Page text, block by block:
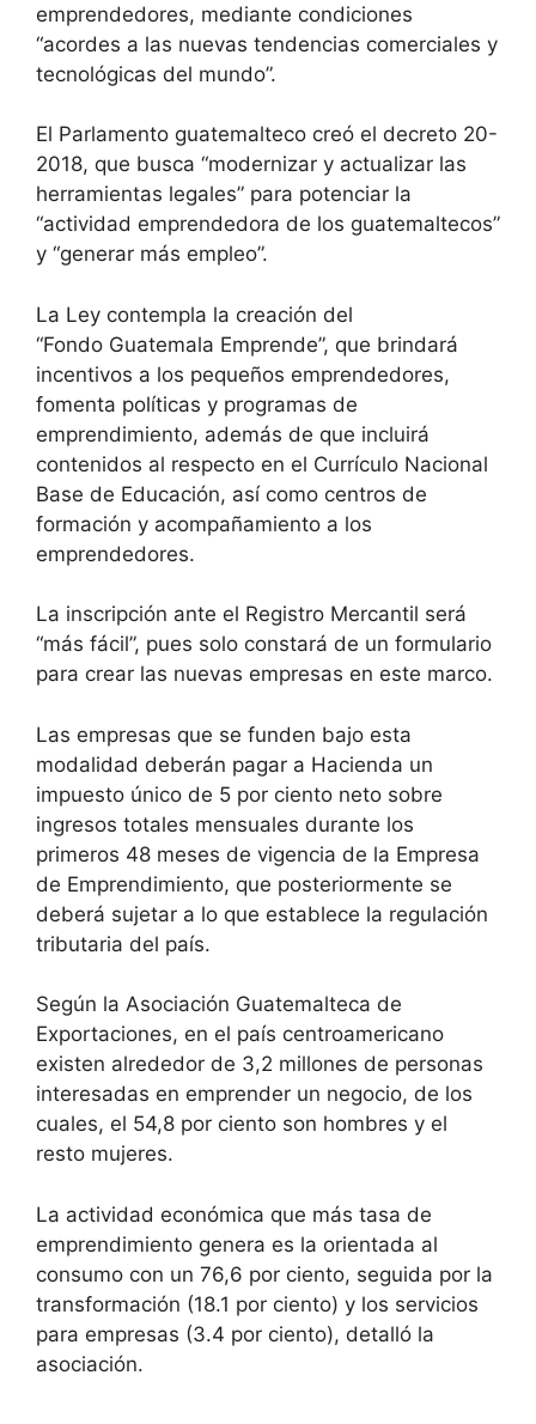
emprendedores, mediante condiciones
“acordes a las nuevas tendencias comerciales y
tecnológicas del mundo”.
El Parlamento guatemalteco creó el decreto 20-
2018, que busca “modernizar y actualizar las
herramientas legales” para potenciar la
“actividad emprendedora de los guatemaltecos”
y “generar más empleo”.
La Ley contempla la creación del
“Fondo Guatemala Emprende”, que brindará
incentivos a los pequeños emprendedores,
fomenta políticas y programas de
emprendimiento, además de que incluirá
contenidos al respecto en el Currículo Nacional
Base de Educación, así como centros de
formación y acompañamiento a los
emprendedores.
La inscripción ante el Registro Mercantil será
“más fácil”, pues solo constará de un formulario
para crear las nuevas empresas en este marco.
Las empresas que se funden bajo esta
modalidad deberán pagar a Hacienda un
impuesto único de 5 por ciento neto sobre
ingresos totales mensuales durante los
primeros 48 meses de vigencia de la Empresa
de Emprendimiento, que posteriormente se
deberá sujetar a lo que establece la regulación
tributaria del país.
Según la Asociación Guatemalteca de
Exportaciones, en el país centroamericano
existen alrededor de 3,2 millones de personas
interesadas en emprender un negocio, de los
cuales, el 54,8 por ciento son hombres y el
resto mujeres.
La actividad económica que más tasa de
emprendimiento genera es la orientada al
consumo con un 76,6 por ciento, seguida por la
transformación (18.1 por ciento) y los servicios
para empresas (3.4 por ciento), detalló la
asociación.